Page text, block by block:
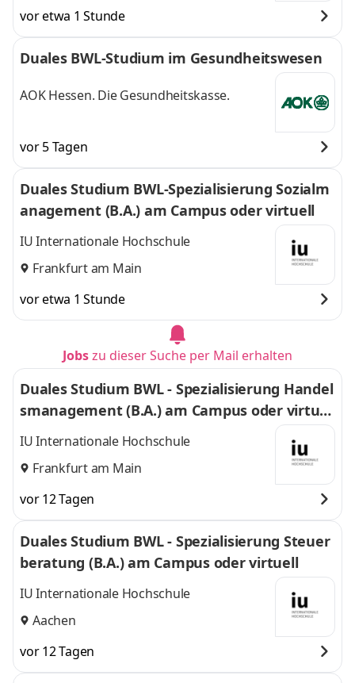
vor etwa 1 Stunde
Duales BWL-Studium im Gesundheitswesen
AOK Hessen. Die Gesundheitskasse.
vor 5 Tagen
Duales Studium BWL-Spezialisierung Sozialm
anagement (B.A.) am Campus oder virtuell
IU Internationale Hochschule
Frankfurt am Main
vor etwa 1 Stunde
Jobszu dieser Suche per Mail erhalten
Duales Studium BWL - Spezialisierung Handel
smanagement (B.A.) am Campus oder virtuel
l
IU Internationale Hochschule
Frankfurt am Main
vor 12 Tagen
Duales Studium BWL - Spezialisierung Steuer
beratung (B.A.) am Campus oder virtuell
IU Internationale Hochschule
Aachen
vor 12 Tagen